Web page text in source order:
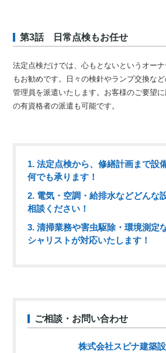
第3話 日常点検もお任せ
法定点検だけでは、心もとないというオー
もお勧めです。日々の検針やランプ交換な
管理員を派遣いたします。お客様のご要望
の有資格者の派遣も可能です。
1. 法定点検から、修繕計画まで設
何でも承ります！
2. 電気・空調・給排水などどんな
相談ください！
3. 清掃業務や害虫駆除・環境測定
シャリストが対応いたします！
ご相談・お問い合わせ
株式会社スピナ建築